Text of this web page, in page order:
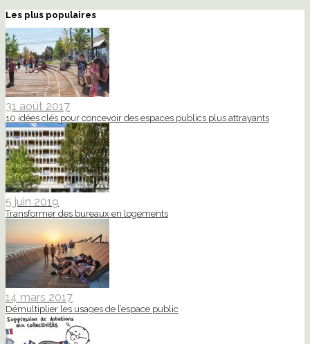
Les plus populaires
31 août 2017
10 idées clés pour concevoir des espaces publics plus attrayants
5 juin 2019
Transformer des bureaux en logements
14 mars 2017
Démultiplier les usages de l’espace public